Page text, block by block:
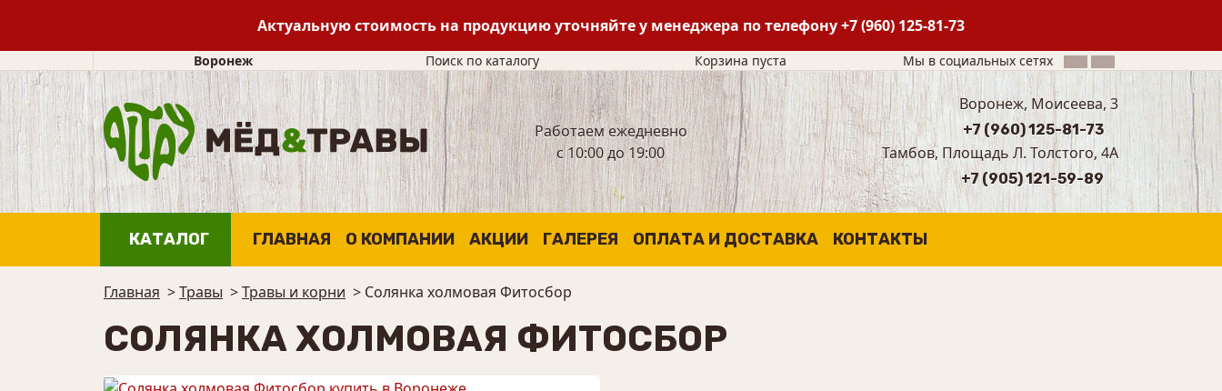
Актуальную стоимость на продукцию уточняйте у менеджера по телефону+7 (960) 125-81-73
Воронеж Поиск по каталогу Корзина пуста Мы в социальных сетях
Работаем ежедневно
с 10:00 до 19:00
Воронеж, Моисеева, 3
+7 (960) 125-81-73
Тамбов, Площадь Л. Толстого, 4А
+7 (905) 121-59-89
КАТАЛОГ ГЛАВНАЯ О КОМПАНИИ АКЦИИ ГАЛЕРЕЯ ОПЛАТА И ДОСТАВКА КОНТАКТЫ
Главная >Травы >Травы и корни > Солянка холмовая Фитосбор
СОЛЯНКА ХОЛМОВАЯ ФИТОСБОР